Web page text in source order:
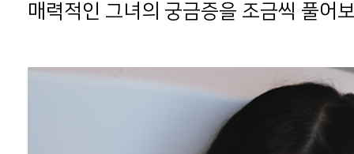
매력적인 그녀의 궁금증을 조금씩 풀어